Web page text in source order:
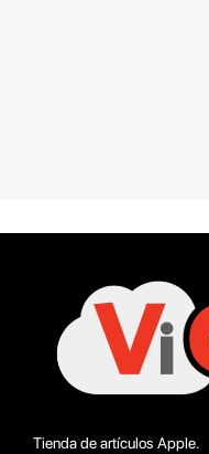
Tienda de artículos Apple.